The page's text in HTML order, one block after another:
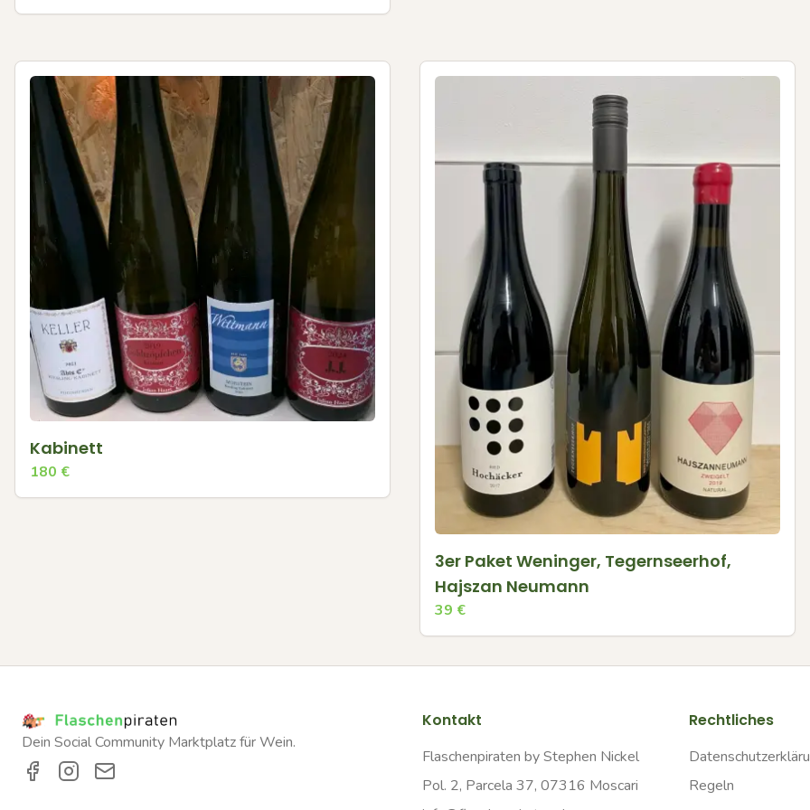
Kabinett
180 €
3er Paket Weninger, Tegernseerhof,
Hajszan Neumann
39 €
Dein Social Community Marktplatz für Wein.
Kontakt
Flaschenpiraten by Stephen Nickel
Pol. 2, Parcela 37, 07316 Moscari
Rechtliches
Regeln